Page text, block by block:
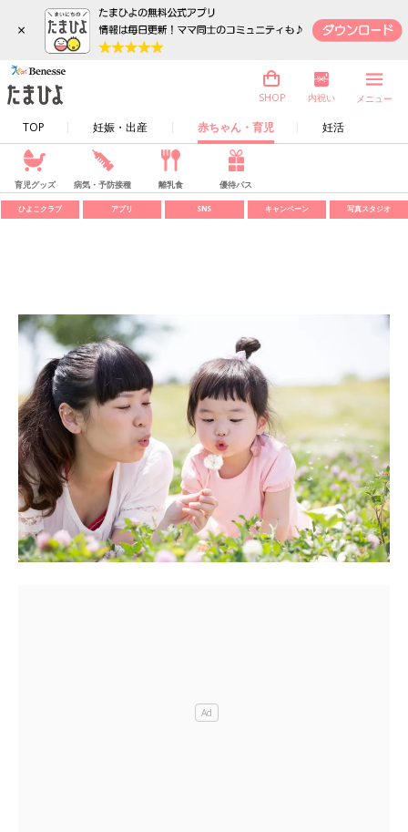
×
TOP 妊娠・出産 赤ちゃん・育児 妊活
SHOP 内祝い メニュー
育児グッズ 病気・予防接種 離乳食 優待パス
ひよこクラブ アプリ SNS キャンペーン 写真スタジオ